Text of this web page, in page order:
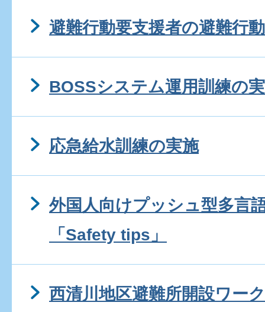
避難行動要支援者の避難行
BOSSシステム運用訓練の
応急給水訓練の実施
外国人向けプッシュ型多言
「Safety tips」
西清川地区避難所開設ワー